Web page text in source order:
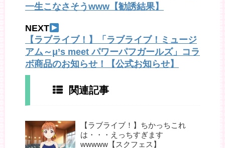
一生こなさそうwww【勧誘結果】
NEXT
【ラブライブ！】「ラブライブ！ミュージ
アム～μ’s meet パワーパフガールズ」コラ
ボ商品のお知らせ！【公式お知らせ】
関連記事
【ラブライブ！】ちかっちこれ
は・・・えっちすぎます
wwwww【スクフェス】